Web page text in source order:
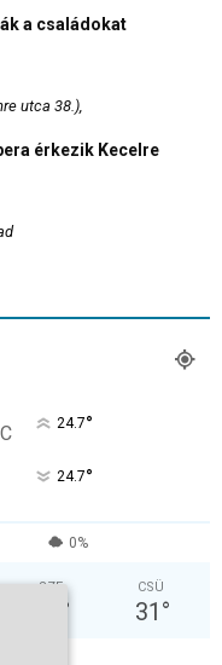
a családokat
utca 38.),
érkezik Kecelre
C 24.7°
24.7°
0%
SZE
°
CSÜ
31 °